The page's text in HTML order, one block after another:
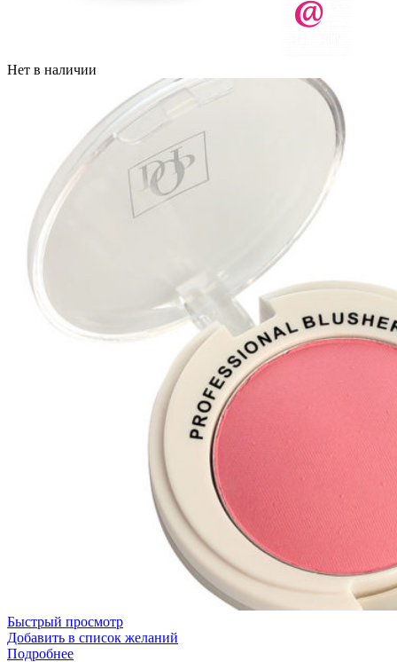
Нет в наличии
Быстрый просмотр
Добавить в список желаний
Подробнее